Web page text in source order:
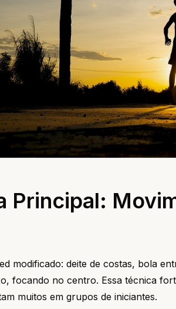
Principal:
modificado: deite de costas, bola
focando no centro. Essa técnica
muitos em grupos de iniciantes.